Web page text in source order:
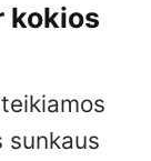
kokios
sunkaus